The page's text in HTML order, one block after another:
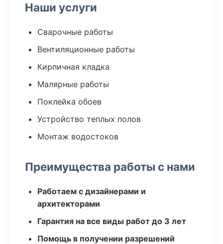
Наши услуги
Сварочные работы
Вентиляционные работы
Кирпичная кладка
Малярные работы
Поклейка обоев
Устройство теплых полов
Монтаж водостоков
Преимущества работы с нами
Работаем с дизайнерами и
архитекторами
Гарантия на все виды работ до 3 лет
Помощь в получении разрешений